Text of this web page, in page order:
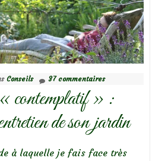
Conseils 37 commentaires
» :
de son jardin
à laquelle je fais face très